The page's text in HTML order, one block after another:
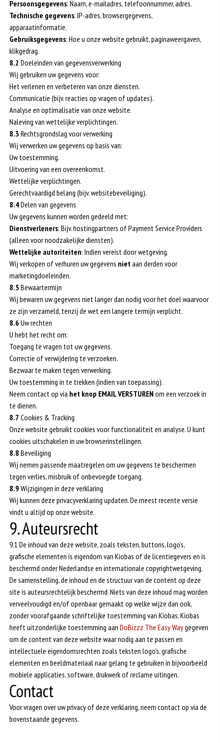
Persoonsgegevens: Naam, e-mailadres, telefoonnummer, adres.
Technische gegevens: IP-adres, browsergegevens,
apparaatinformatie.
Gebruiksgegevens: Hoe u onze website gebruikt, paginaweergaven,
klikgedrag.
8.2 Doeleinden van gegevensverwerking
Wij gebruiken uw gegevens voor:
Het verlenen en verbeteren van onze diensten.
Communicatie (bijv. reacties op vragen of updates).
Analyse en optimalisatie van onze website.
Naleving van wettelijke verplichtingen.
8.3 Rechtsgrondslag voor verwerking
Wij verwerken uw gegevens op basis van:
Uw toestemming.
Uitvoering van een overeenkomst.
Wettelijke verplichtingen.
Gerechtvaardigd belang (bijv. websitebeveiliging).
8.4Delen van gegevens
Uw gegevens kunnen worden gedeeld met:
Dienstverleners: Bijv. hostingpartners of Payment Service Providers
(alleen voor noodzakelijke diensten).
Wettelijke autoriteiten: Indien vereist door wetgeving.
Wij verkopen of verhuren uw gegevens niet aan derden voor
marketingdoeleinden.
8.5 Bewaartermijn
Wij bewaren uw gegevens niet langer dan nodig voor het doel waarvoor
ze zijn verzameld, tenzij de wet een langere termijn verplicht.
8.6 Uw rechten
U hebt het recht om:
Toegang te vragen tot uw gegevens.
Correctie of verwijdering te verzoeken.
Bezwaar te maken tegen verwerking.
Uw toestemming in te trekken (indien van toepassing).
Neem contact op via het knop EMAIL VERSTUREN om een verzoek in
te dienen.
8.7 Cookies & Tracking
Onze website gebruikt cookies voor functionaliteit en analyse. U kunt
cookies uitschakelen in uw browserinstellingen.
8.8 Beveiliging
Wij nemen passende maatregelen om uw gegevens te beschermen
tegen verlies, misbruik of onbevoegde toegang.
8.9 Wijzigingen in deze verklaring
Wij kunnen deze privacyverklaring updaten. De meest recente versie
vindt u altijd op onze website.
9. Auteursrecht
9.1 De inhoud van deze website, zoals teksten, buttons, logo’s,
grafische elementen is eigendom van Kiobas of de licentiegevers en is
beschermd onder Nederlandse en internationale copyrightwetgeving.
De samenstelling, de inhoud en de structuur van de content op deze
site is auteursrechtelijk beschermd. Niets van deze inhoud mag worden
verveelvoudigd en/of openbaar gemaakt op welke wijze dan ook,
zonder voorafgaande schriftelijke toestemming van Kiobas. Kiobas
heeft uitzonderlijke toestemming aanDoBizzz The Easy Waygegeven
om de content van deze website waar nodig aan te passen en
intellectuele eigendomsrechten zoals teksten logo's, grafische
elementen en beeldmateriaal naar gelang te gebruiken in bijvoorbeeld
mobiele applicaties, software, drukwerk of reclame uitingen.
Contact
Voor vragen over uw privacy of deze verklaring, neem contact op via de
bovenstaande gegevens.